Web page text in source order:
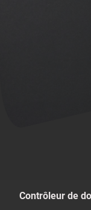
Contrôleur de